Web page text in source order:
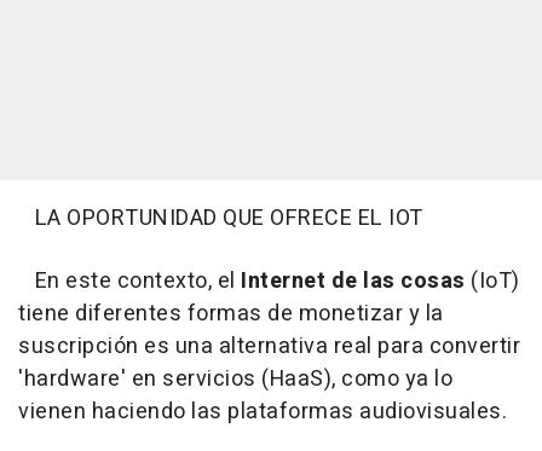
LA OPORTUNIDAD QUE OFRECE EL IOT
En este contexto, el Internet de las cosas (IoT)
tiene diferentes formas de monetizar y la
suscripción es una alternativa real para convertir
'hardware' en servicios (HaaS), como ya lo
vienen haciendo las plataformas audiovisuales.